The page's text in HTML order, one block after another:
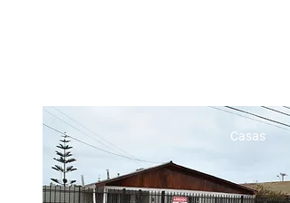
Casas